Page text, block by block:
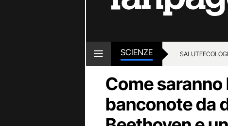
SCIENZE SALUTE
Come saranno
banconote da